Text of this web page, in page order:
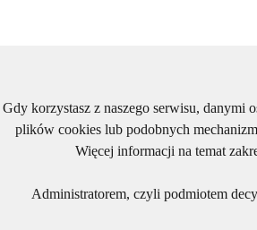
Gdy korzystasz z naszego serwisu, danymi
plików cookies lub podobnych
Więcej informacji na temat
Administratorem, czyli podmiotem